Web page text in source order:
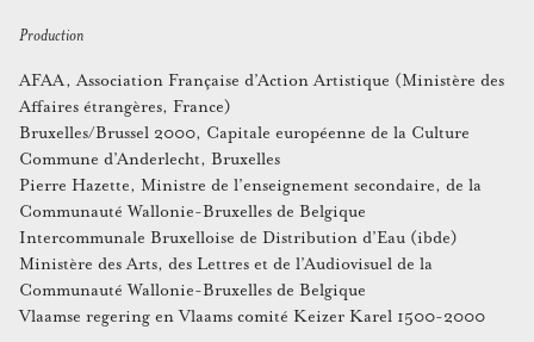
Production
AFAA, Association Française d’Action Artistique (Ministère des
Affaires étrangères, France)
Bruxelles/Brussel 2000, Capitale européenne de la Culture
Commune d’Anderlecht, Bruxelles
Pierre Hazette, Ministre de l’enseignement secondaire, de la
Communauté Wallonie-Bruxelles de Belgique
Intercommunale Bruxelloise de Distribution d’Eau (ibde)
Ministère des Arts, des Lettres et de l’Audiovisuel de la
Communauté Wallonie-Bruxelles de Belgique
Vlaamse regering en Vlaams comité Keizer Karel 1500-2000